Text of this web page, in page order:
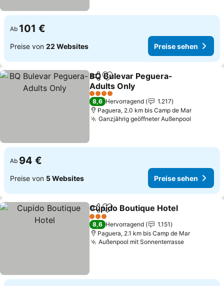
Ab 101 €
Preise von 22 Websites Preise sehen
TeilenZu Favoriten hinzufügen
BQ Bulevar Peguera-
Adults Only
4 Sterne
8,6 Hervorragend
1.217
Paguera, 2.0 km bis Camp de Mar
Ganzjährig geöffneter Außenpool
Ab 94 €
Preise von 5 Websites Preise sehen
TeilenZu Favoriten hinzufügen
Cupido Boutique Hotel
3 Sterne
8,6 Hervorragend
1.151
Paguera, 2.1 km bis Camp de Mar
Außenpool mit Sonnenterrasse